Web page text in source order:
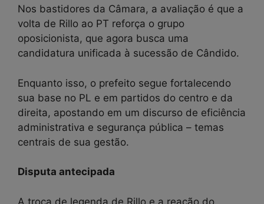
Nos bastidores da Câmara, a avaliação é que a
volta de Rillo ao PT reforça o grupo
oposicionista, que agora busca uma
candidatura unificada à sucessão de Cândido.
Enquanto isso, o prefeito segue fortalecendo
sua base no PL e em partidos do centro e da
direita, apostando em um discurso de eficiência
administrativa e segurança pública – temas
centrais de sua gestão.
Disputa antecipada
A troca de legenda de Rillo e a reação do